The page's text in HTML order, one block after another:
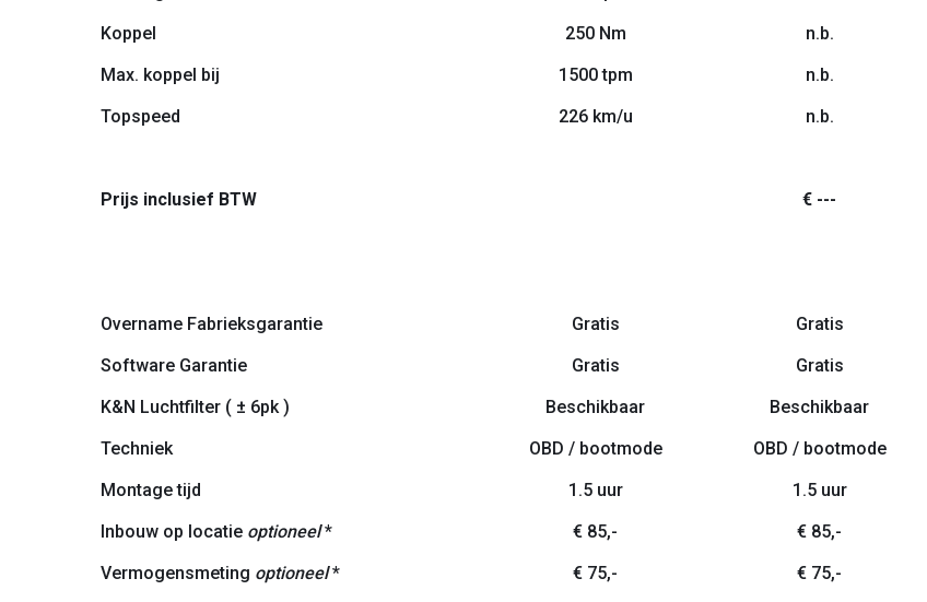
Koppel
250 Nm n.b.
Max. koppel bij
1500 tpm n.b.
Topspeed
226 km/u n.b.
Prijs inclusief BTW € ---
Overname Fabrieksgarantie Gratis Gratis
Software Garantie
Gratis Gratis
K&N Luchtfilter ( ± 6pk )
Beschikbaar Beschikbaar
Techniek
OBD / bootmode OBD / bootmode
Montage tijd
1.5 uur 1.5 uur
Inbouw op locatie optioneel* € 85,- € 85,-
Vermogensmeting optioneel* € 75,- € 75,-